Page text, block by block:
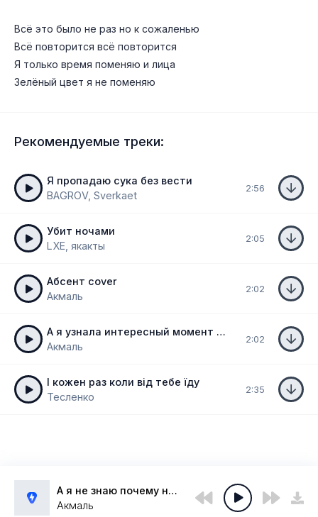
Всё это было не раз но к сожаленью
Всё повторится всё повторится
Я только время поменяю и лица
Зелёный цвет я не поменяю
Рекомендуемые треки:
Я пропадаю сука без вести
BAGROV, Sverkaet
2:56
Убит ночами
LXE, якакты
2:05
Абсент cover
Акмаль
2:02
А я узнала интересный момент cover
Акмаль
2:02
І кожен раз коли від тебе їду
Тесленко
2:35
А я не знаю почему но меня тянет cover
Акмаль